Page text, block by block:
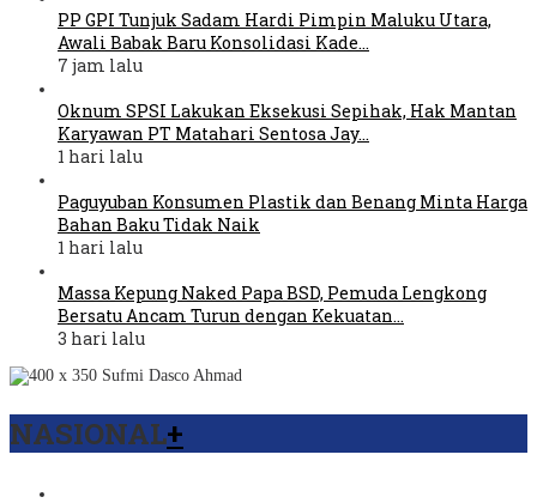
PP GPI Tunjuk Sadam Hardi Pimpin Maluku Utara,
Awali Babak Baru Konsolidasi Kade…
7 jam lalu
Oknum SPSI Lakukan Eksekusi Sepihak, Hak Mantan
Karyawan PT Matahari Sentosa Jay…
1 hari lalu
Paguyuban Konsumen Plastik dan Benang Minta Harga
Bahan Baku Tidak Naik
1 hari lalu
Massa Kepung Naked Papa BSD, Pemuda Lengkong
Bersatu Ancam Turun dengan Kekuatan…
3 hari lalu
NASIONAL+